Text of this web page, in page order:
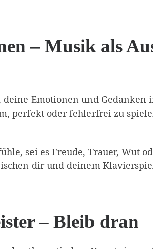
– Musik als
Emotionen und Gedanken
perfekt oder fehlerfrei zu
sei es Freude, Trauer, Wut
dir und deinem
– Bleib dran